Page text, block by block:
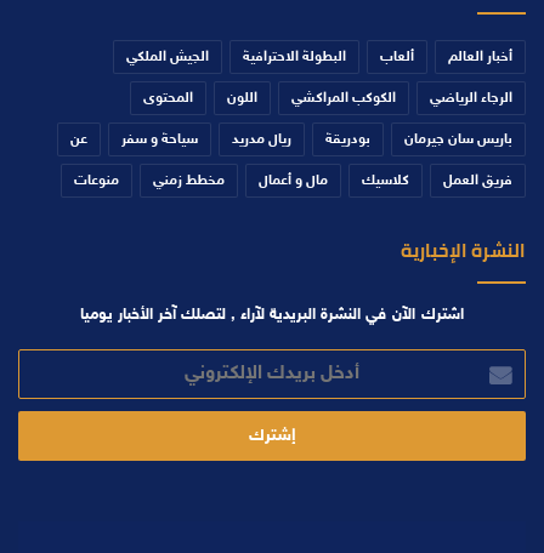
أخبار العالم ألعاب البطولة الاحترافية الجيش الملكي
الرجاء الرياضي الكوكب المراكشي اللون المحتوى
باريس سان جيرمان بودريقة ريال مدريد سياحة و سفر عن
فريق العمل كلاسيك مال و أعمال مخطط زمني منوعات
النشرة الإخبارية
اشترك الآن في النشرة البريدية لآراء , لتصلك آخر الأخبار يوميا
بريدك
الإلكتروني